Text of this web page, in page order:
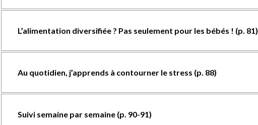
L’alimentation diversifiée ? Pas seulement pour les bébés ! (p. 81)
Au quotidien, j’apprends à contourner le stress (p. 88)
Suivi semaine par semaine (p. 90-91)